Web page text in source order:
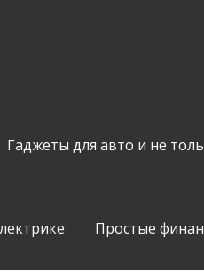
Гаджеты для авто и не
Простые